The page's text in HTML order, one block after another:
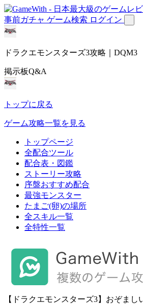
事前ガチャ ゲーム検索 ログイン
ドラクエモンスターズ3攻略｜DQM3
掲示板Q&A
トップに戻る
ゲーム攻略一覧を見る
トップページ
全配合ツール
配合表・図鑑
ストーリー攻略
序盤おすすめ配合
最強モンスター
たまご(卵)の場所
全スキル一覧
全特性一覧
【ドラクエモンスターズ3】おぞま